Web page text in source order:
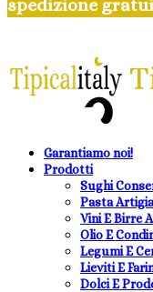
spedizione
Garantiamo noi!
Prodotti
Sughi
Pasta
Vini E Birre
Olio E
Legumi E
Lieviti E
Dolci E